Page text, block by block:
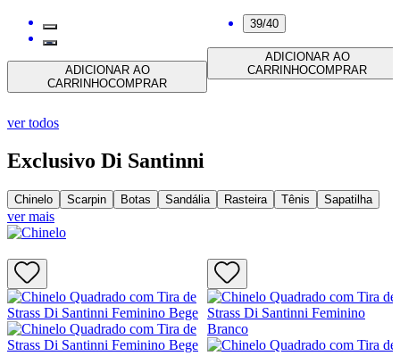
ADICIONAR AO
CARRINHOCOMPRAR
39/40
ADICIONAR AO
CARRINHOCOMPRAR
ver todos
Exclusivo Di Santinni
Chinelo Scarpin Botas Sandália Rasteira Tênis Sapatilha
ver mais